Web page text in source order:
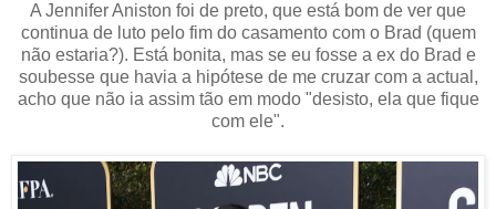
A Jennifer Aniston foi de preto, que está bom de ver que
continua de luto pelo fim do casamento com o Brad (quem
não estaria?). Está bonita, mas se eu fosse a ex do Brad e
soubesse que havia a hipótese de me cruzar com a actual,
acho que não ia assim tão em modo "desisto, ela que fique
com ele".